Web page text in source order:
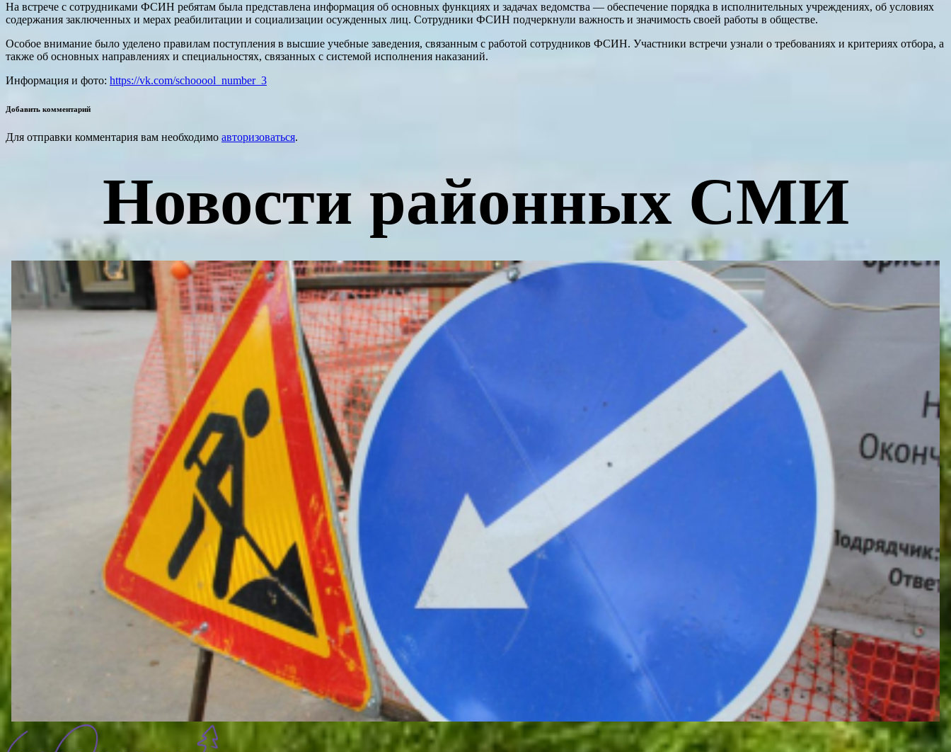
На встрече с сотрудниками ФСИН ребятам была представлена информация об основных функциях и задачах ведомства — обеспечение порядка в исполнительных учреждениях, об условиях
содержания заключенных и мерах реабилитации и социализации осужденных лиц. Сотрудники ФСИН подчеркнули важность и значимость своей работы в обществе.
Особое внимание было уделено правилам поступления в высшие учебные заведения, связанным с работой сотрудников ФСИН. Участники встречи узнали о требованиях и критериях отбора, а
также об основных направлениях и специальностях, связанных с системой исполнения наказаний.
Информация и фото: https://vk.com/schooool_number_3
Добавить комментарий
Для отправки комментария вам необходимо авторизоваться.